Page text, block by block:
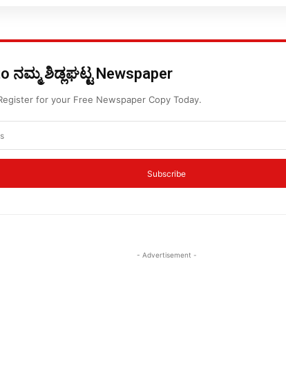
ನಮ್ಮ ಶಿಡ್ಲಘಟ್ಟ Newspaper
for your Free Newspaper Copy Today.
Subscribe
- Advertisement -